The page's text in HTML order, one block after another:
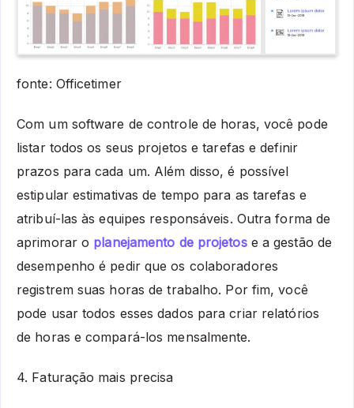
fonte: Officetimer
Com um software de controle de horas, você pode
listar todos os seus projetos e tarefas e definir
prazos para cada um. Além disso, é possível
estipular estimativas de tempo para as tarefas e
atribuí-las às equipes responsáveis. Outra forma de
aprimorar o planejamento de projetose a gestão de
desempenho é pedir que os colaboradores
registrem suas horas de trabalho. Por fim, você
pode usar todos esses dados para criar relatórios
de horas e compará-los mensalmente.
4. Faturação mais precisa